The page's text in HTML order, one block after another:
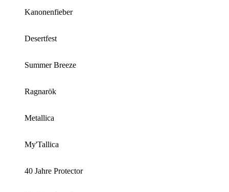
Kanonenfieber
Desertfest
Summer Breeze
Ragnarök
Metallica
My'Tallica
40 Jahre Protector